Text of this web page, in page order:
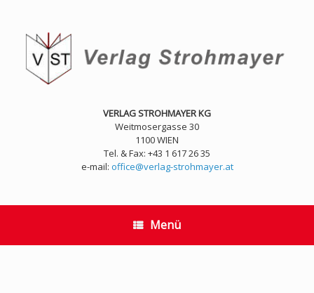
springen
VERLAG STROHMAYER KG
Weitmosergasse 30
1100 WIEN
Tel. & Fax: +43 1 617 26 35
e-mail: office@verlag-strohmayer.at
Menü